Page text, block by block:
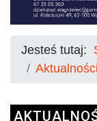
Jesteś tutaj: